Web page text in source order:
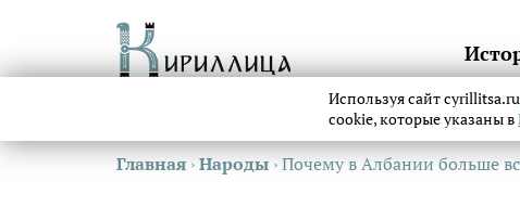
Главная ›Народы ›Почему в Албании больше
Используя сайт
cookie, которые указаны в